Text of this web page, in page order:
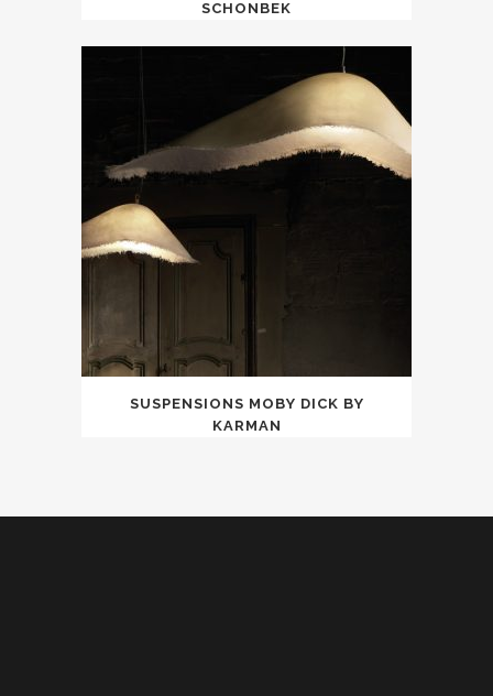
SCHONBEK
SUSPENSIONS MOBY DICK BY
KARMAN